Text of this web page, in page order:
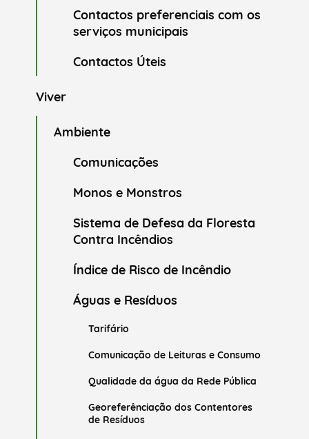
Contactos preferenciais com os
serviços municipais
Contactos Úteis
Viver
Ambiente
Comunicações
Monos e Monstros
Sistema de Defesa da Floresta
Contra Incêndios
Índice de Risco de Incêndio
Águas e Resíduos
Tarifário
Comunicação de Leituras e Consumo
Qualidade da água da Rede Pública
Georeferênciação dos Contentores
de Resíduos